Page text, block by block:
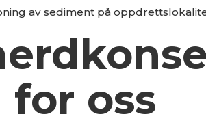
av sediment på
oss